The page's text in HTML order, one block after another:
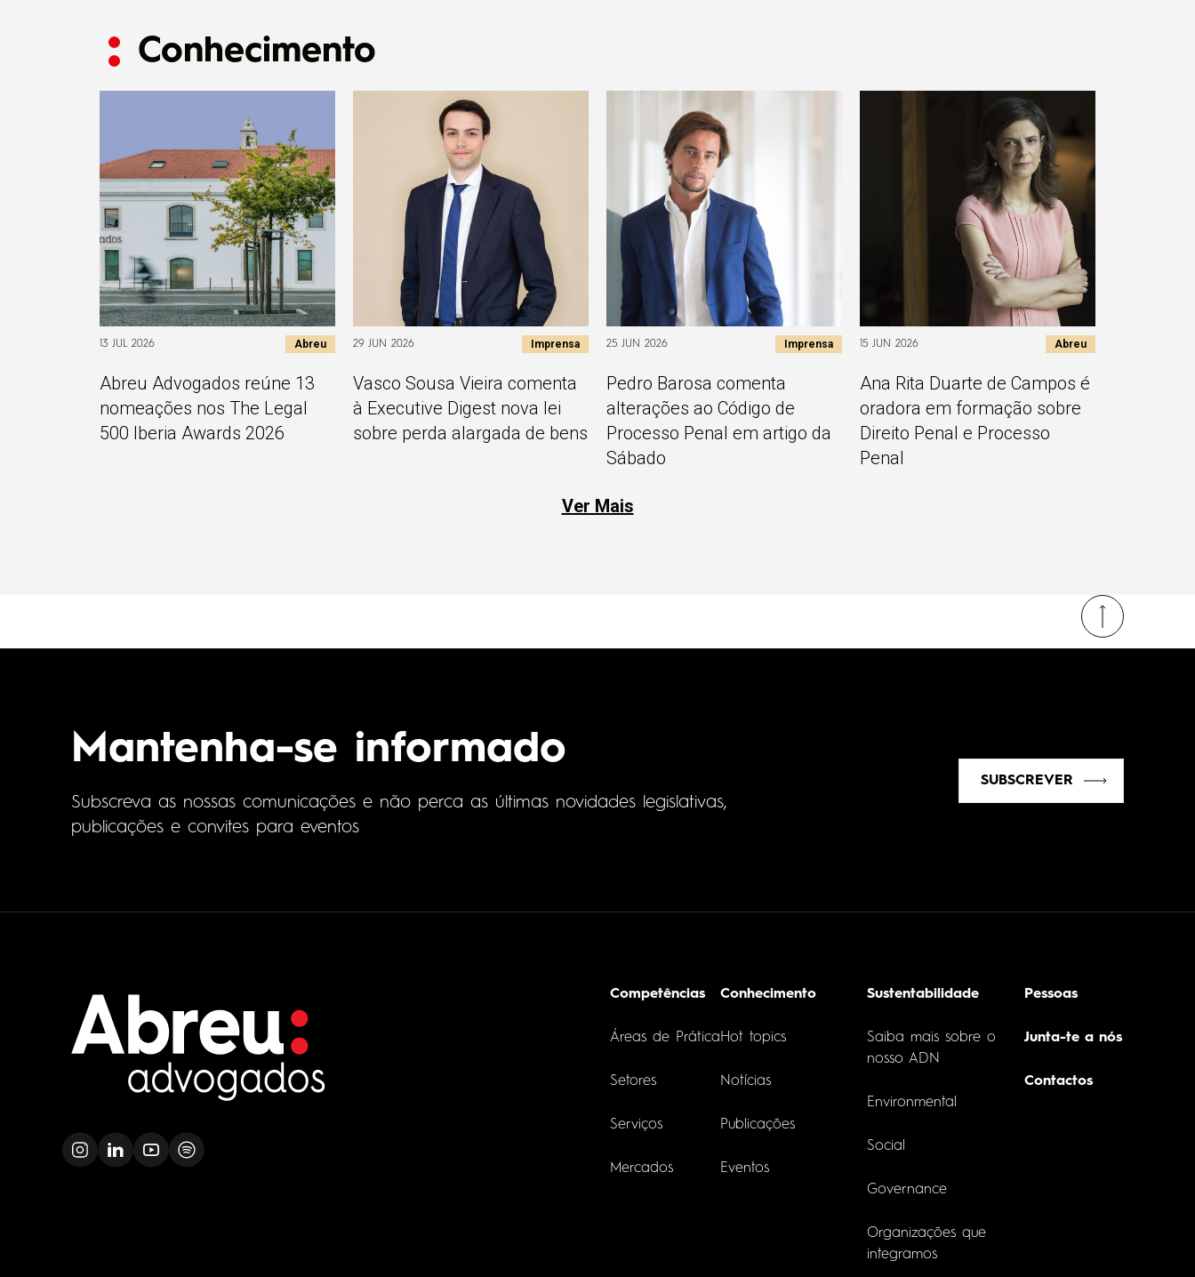
Conhecimento
13 JUL 2026 Abreu
Abreu Advogados reúne 13
nomeações nos The Legal
500 Iberia Awards 2026
29 JUN 2026 Imprensa
Vasco Sousa Vieira comenta
à Executive Digest nova lei
sobre perda alargada de bens
25 JUN 2026 Imprensa
Pedro Barosa comenta
alterações ao Código de
Processo Penal em artigo da
Sábado
15 JUN 2026 Abreu
Ana Rita Duarte de Campos é
oradora em formação sobre
Direito Penal e Processo
Penal
Ver Mais
Mantenha-se informado
Subscreva as nossas comunicações e não perca as últimas novidades legislativas,
publicações e convites para eventos
SUBSCREVER
Competências
Áreas de Prática
Setores
Serviços
Mercados
Conhecimento
Hot topics
Notícias
Publicações
Eventos
Sustentabilidade
Saiba mais sobre o
nosso ADN
Environmental
Social
Governance
Organizações que
integramos
Pessoas
Junta-te a nós
Contactos